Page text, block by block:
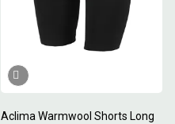
Aclima Warmwool Shorts Long